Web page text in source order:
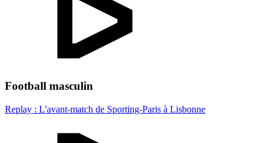
Football masculin
Replay : L'avant-match de Sporting-Paris à Lisbonne